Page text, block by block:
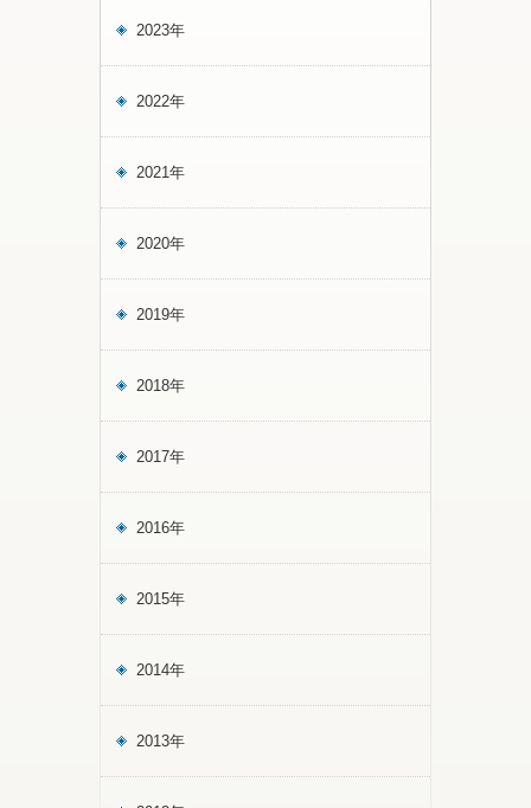
2023年
2022年
2021年
2020年
2019年
2018年
2017年
2016年
2015年
2014年
2013年